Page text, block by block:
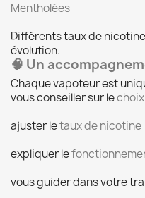
Mentholées
Différents taux de
évolution.
🧠 Un
Chaque vapoteur est
vous conseiller sur le
ajuster letaux de nicotine
expliquer le
vous guider dans votre